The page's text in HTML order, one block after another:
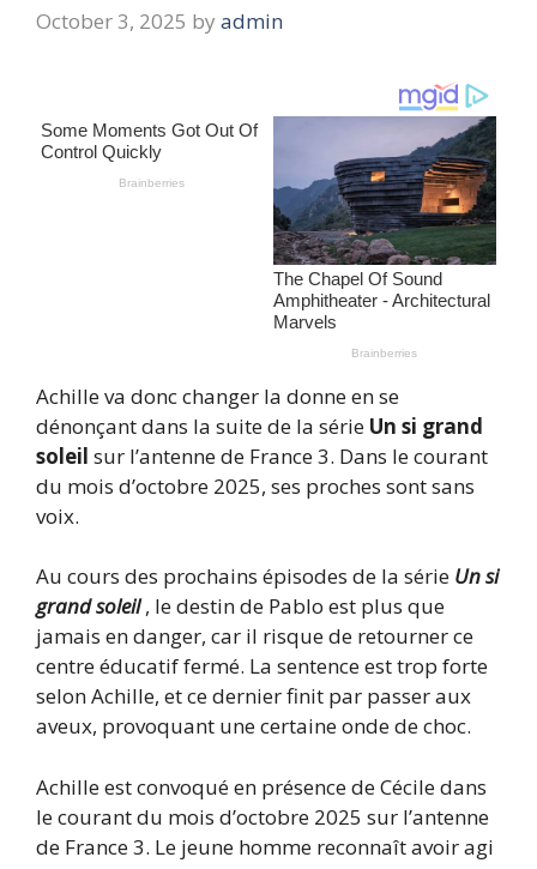
October 3, 2025 by admin
Achille va donc changer la donne en se
dénonçant dans la suite de la série Un si grand
soleil sur l’antenne de France 3. Dans le courant
du mois d’octobre 2025, ses proches sont sans
voix.
Au cours des prochains épisodes de la série Un si
grand soleil , le destin de Pablo est plus que
jamais en danger, car il risque de retourner ce
centre éducatif fermé. La sentence est trop forte
selon Achille, et ce dernier finit par passer aux
aveux, provoquant une certaine onde de choc.
Achille est convoqué en présence de Cécile dans
le courant du mois d’octobre 2025 sur l’antenne
de France 3. Le jeune homme reconnaît avoir agi